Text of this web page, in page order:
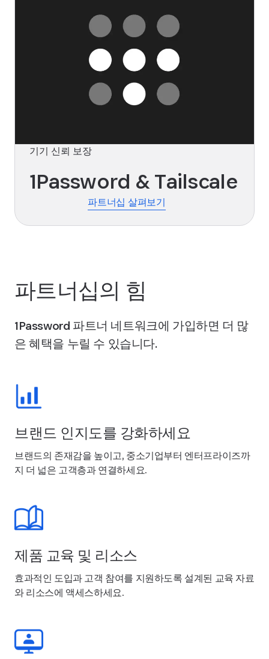
기기 신뢰 보장
1Password & Tailscale
파트너십 살펴보기
파트너십의 힘
1Password 파트너 네트워크에 가입하면 더 많
은 혜택을 누릴 수 있습니다.
브랜드 인지도를 강화하세요
브랜드의 존재감을 높이고, 중소기업부터 엔터프라이즈까
지 더 넓은 고객층과 연결하세요.
제품 교육 및 리소스
효과적인 도입과 고객 참여를 지원하도록 설계된 교육 자료
와 리소스에 액세스하세요.